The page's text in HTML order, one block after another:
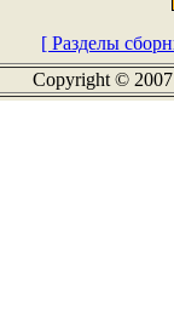
[ Разделы
Copyright ©